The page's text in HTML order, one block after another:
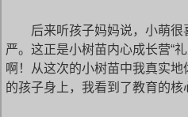
后来听孩子妈妈说，小萌很
严。这正是小树苗内心成长营“
啊！从这次的小树苗中我真实
的孩子身上，我看到了教育的核